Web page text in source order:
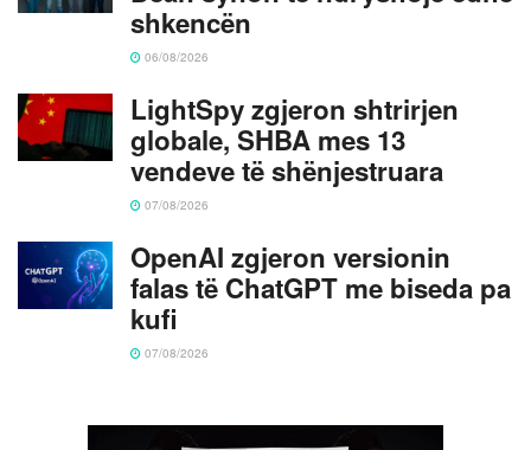
shkencën
06/08/2026
LightSpy zgjeron shtrirjen
globale, SHBA mes 13
vendeve të shënjestruara
07/08/2026
OpenAI zgjeron versionin
falas të ChatGPT me biseda pa
kufi
07/08/2026